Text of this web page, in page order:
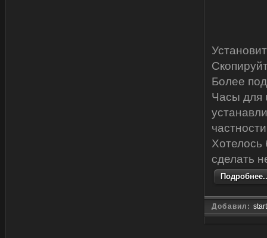
Более
Часы для
Хотелось
сделать
Добавил: